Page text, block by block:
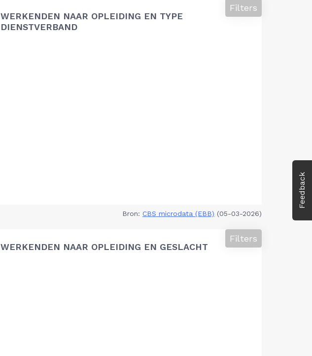
Feedback
WERKENDEN NAAR OPLEIDING EN TYPE
DIENSTVERBAND
Filters
Bron: CBS microdata (EBB) (05-03-2026)
WERKENDEN NAAR OPLEIDING EN GESLACHT
Filters